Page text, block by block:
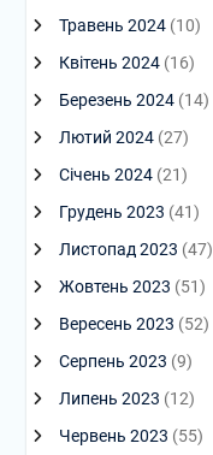
Травень 2024(10)
Квітень 2024(16)
Березень 2024(14)
Лютий 2024(27)
Січень 2024(21)
Грудень 2023 (41)
Листопад 2023 (47)
Жовтень 2023 (51)
Вересень 2023 (52)
Серпень 2023 (9)
Липень 2023 (12)
Червень 2023 (55)